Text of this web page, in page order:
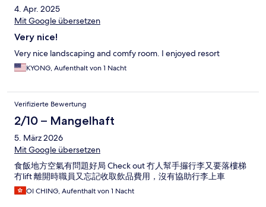
4. Apr. 2025
Mit Google übersetzen
Very nice!
Very nice landscaping and comfy room. I enjoyed resort
KYONG, Aufenthalt von 1 Nacht
Verifizierte Bewertung
2/10 – Mangelhaft
5. März 2026
Mit Google übersetzen
食飯地方空氣有問題好局 Check out 冇人幫手攞行李又要落樓梯
冇lift 離開時職員又忘記收取飲品費用，沒有協助行李上車
OI CHING, Aufenthalt von 1 Nacht